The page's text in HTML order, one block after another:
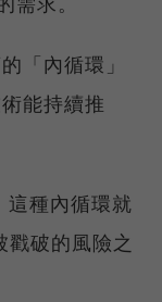
「內循環」
能持續推
種內循環就
破的風險之